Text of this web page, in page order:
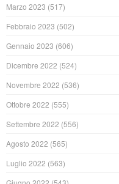
Marzo 2023 (517)
Febbraio 2023 (502)
Gennaio 2023 (606)
Dicembre 2022 (524)
Novembre 2022 (536)
Ottobre 2022 (555)
Settembre 2022 (556)
Agosto 2022 (565)
Luglio 2022 (563)